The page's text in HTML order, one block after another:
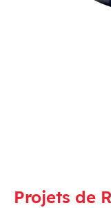
Projets de